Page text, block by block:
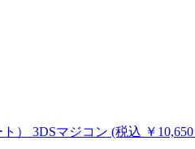
） 3DSマジコン (税込 ￥10,650